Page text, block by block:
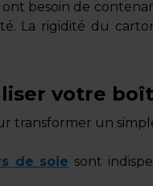
besoin de
La rigidité du
votre
transformer un
de soie sont